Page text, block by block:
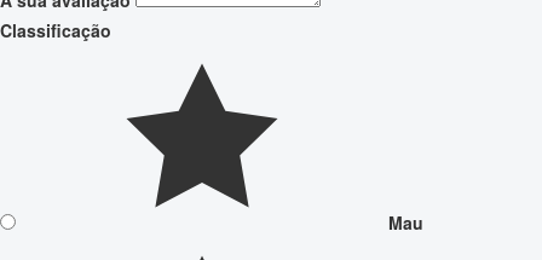
Classificação
Mau